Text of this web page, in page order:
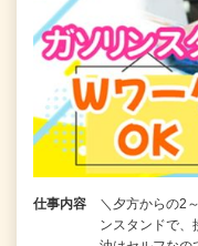
仕事内容
＼夕方からの2
ンスタンドで、